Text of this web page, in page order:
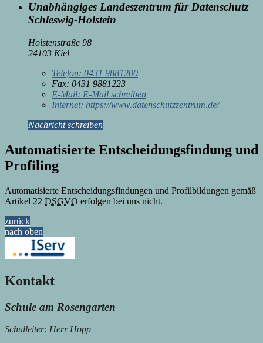
Unabhängiges Landeszentrum für Datenschutz
Schleswig-Holstein
Holstenstraße 98
24103 Kiel
Telefon: 0431 9881200
Fax: 0431 9881223
E-Mail: E-Mail schreiben
Internet: https://www.datenschutzzentrum.de/
Nachricht schreiben
Automatisierte Entscheidungsfindung und
Profiling
Automatisierte Entscheidungsfindungen und Profilbildungen gemäß
Artikel 22 DSGVO erfolgen bei uns nicht.
zurück
nach oben
Kontakt
Schule am Rosengarten
Schulleiter: Herr Hopp